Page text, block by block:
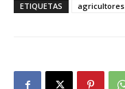
ETIQUETAS agricultores